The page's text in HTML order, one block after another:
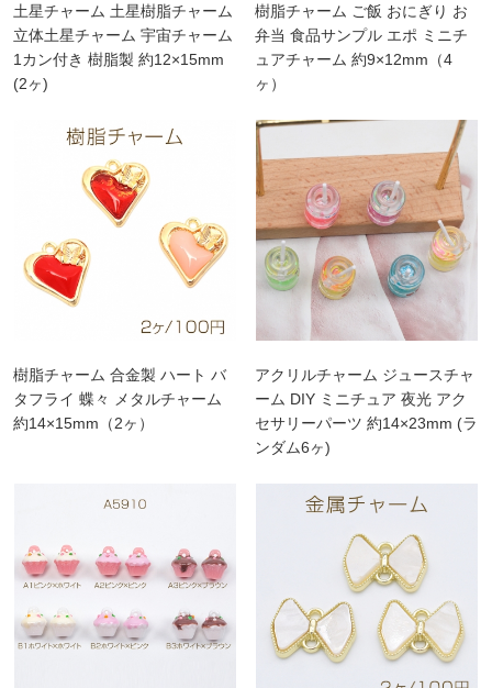
土星チャーム 土星樹脂チャーム
立体土星チャーム 宇宙チャーム
1カン付き 樹脂製 約12×15mm
(2ヶ)
樹脂チャーム ご飯 おにぎり お
弁当 食品サンプル エポ ミニチ
ュアチャーム 約9×12mm（4
ヶ）
樹脂チャーム 合金製 ハート バ
タフライ 蝶々 メタルチャーム
約14×15mm（2ヶ）
アクリルチャーム ジュースチャ
ーム DIY ミニチュア 夜光 アク
セサリーパーツ 約14×23mm (ラ
ンダム6ヶ)